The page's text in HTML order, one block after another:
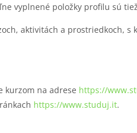
vyplnené položky profilu sú
aktivitách a prostriedkoch,
kurzom na adrese https://
https://www.studuj.it.